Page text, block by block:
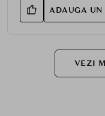
ADAUGA UN
VEZI